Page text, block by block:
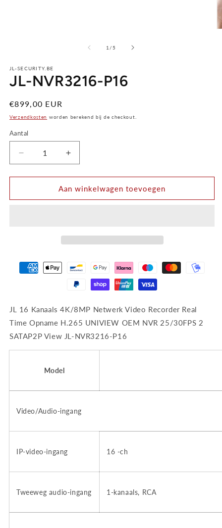
1 /van
5
JL-SECURITY.BE
JL-NVR3216-P16
Normale
prijs
€899,00 EUR
Verzendkosten worden berekend bij de checkout.
Aantal
Aantal
voor
NVR3216-
Aantal
voor
JL-
NVR3216-
Aan winkelwagen toevoegen
JL 16 Kanaals 4K/8MP Netwerk Video Recorder Real
Time Opname H.265 UNIVIEW OEM NVR 25/30FPS 2
SATAP2P View JL-NVR3216-P16
Model
Video/Audio-ingang
IP-video-ingang 16 -ch
Tweeweg audio-ingang 1-kanaals, RCA